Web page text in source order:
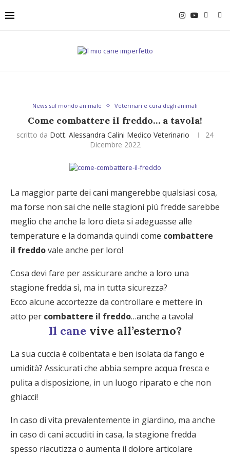
News sul mondo animale Veterinari e cura degli animali
Come combattere il freddo… a tavola!
scritto da Dott. Alessandra Calini Medico Veterinario
24
Dicembre 2022
La maggior parte dei cani mangerebbe qualsiasi cosa,
ma forse non sai che nelle stagioni più fredde sarebbe
meglio che anche la loro dieta si adeguasse alle
temperature e la domanda quindi come combattere
il freddovale anche per loro!
Cosa devi fare per assicurare anche a loro una
stagione fredda sì, ma in tutta sicurezza?
Ecco alcune accortezze da controllare e mettere in
atto per combattere il freddo…anche a tavola!
Il canevive all’esterno?
La sua cuccia è coibentata e ben isolata da fango e
umidità? Assicurati che abbia sempre acqua fresca e
pulita a disposizione, in un luogo riparato e che non
ghiacci!
In caso di vita prevalentemente in giardino, ma anche
in caso di cani accuditi in casa, la stagione fredda
spesso riacutizza o aumenta il dolore articolare